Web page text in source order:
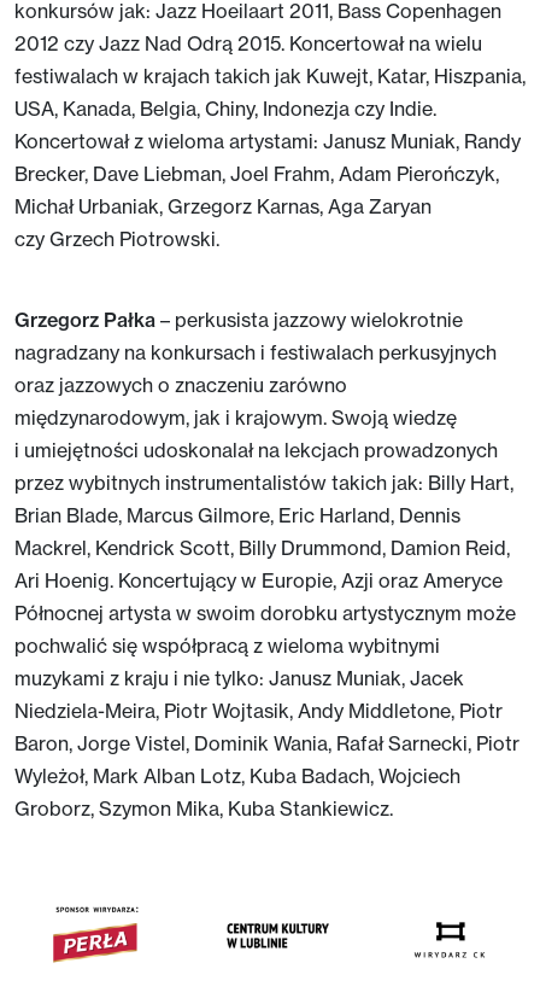
konkursów jak: Jazz Hoeilaart 2011, Bass Copenhagen
2012 czy Jazz Nad Odrą 2015. Koncertował na wielu
festiwalach w krajach takich jak Kuwejt, Katar, Hiszpania,
USA, Kanada, Belgia, Chiny, Indonezja czy Indie.
Koncertował z wieloma artystami: Janusz Muniak, Randy
Brecker, Dave Liebman, Joel Frahm, Adam Pierończyk,
Michał Urbaniak, Grzegorz Karnas, Aga Zaryan
czy Grzech Piotrowski.
Grzegorz Pałka – perkusista jazzowy wielokrotnie
nagradzany na konkursach i festiwalach perkusyjnych
oraz jazzowych o znaczeniu zarówno
międzynarodowym, jak i krajowym. Swoją wiedzę
i umiejętności udoskonalał na lekcjach prowadzonych
przez wybitnych instrumentalistów takich jak: Billy Hart,
Brian Blade, Marcus Gilmore, Eric Harland, Dennis
Mackrel, Kendrick Scott, Billy Drummond, Damion Reid,
Ari Hoenig. Koncertujący w Europie, Azji oraz Ameryce
Północnej artysta w swoim dorobku artystycznym może
pochwalić się współpracą z wieloma wybitnymi
muzykami z kraju i nie tylko: Janusz Muniak, Jacek
Niedziela-Meira, Piotr Wojtasik, Andy Middletone, Piotr
Baron, Jorge Vistel, Dominik Wania, Rafał Sarnecki, Piotr
Wyleżoł, Mark Alban Lotz, Kuba Badach, Wojciech
Groborz, Szymon Mika, Kuba Stankiewicz.